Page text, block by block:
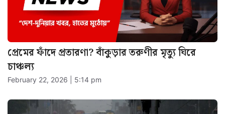
প্রেমের ফাঁদে প্রতারণা? বাঁকুড়ার তরুণীর মৃত্যু ঘিরে
চাঞ্চল্য
February 22, 2026 | 5:14 pm